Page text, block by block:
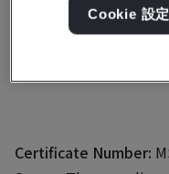
Shanghai
China
Certificate Number:
Cookie 設定